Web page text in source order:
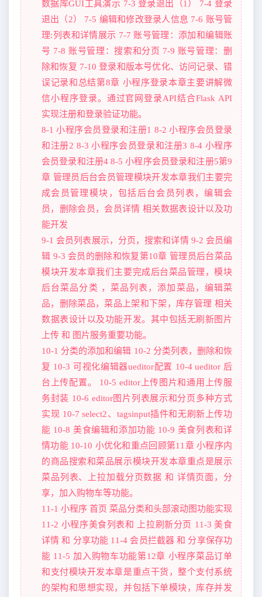
数据库GUI工具演示 7-3 登录退出（1） 7-4 登录
退出（2） 7-5 编辑和修改登录人信息 7-6 账号管
理:列表和详情展示 7-7 账号管理：添加和编辑账
号 7-8 账号管理：搜索和分页 7-9 账号管理：删
除和恢复 7-10 登录和版本号优化、访问记录、错
误记录和总结第8章 小程序登录本章主要讲解微
信小程序登录。通过官网登录API结合Flask API
实现注册和登录验证功能。
8-1 小程序会员登录和注册1 8-2 小程序会员登录
和注册2 8-3 小程序会员登录和注册3 8-4 小程序
会员登录和注册4 8-5 小程序会员登录和注册5第9
章 管理员后台会员管理模块开发本章我们主要完
成会员管理模块，包括后台会员列表，编辑会
员，删除会员，会员详情 相关数据表设计以及功
能开发
9-1 会员列表展示，分页，搜索和详情 9-2 会员编
辑 9-3 会员的删除和恢复第10章 管理员后台菜品
模块开发本章我们主要完成后台菜品管理，模块
后台菜品分类 ，菜品列表，添加菜品，编辑菜
品，删除菜品，菜品上架和下架，库存管理 相关
数据表设计以及功能开发。其中包括无刷新图片
上传 和 图片服务重要功能。
10-1 分类的添加和编辑 10-2 分类列表，删除和恢
复 10-3 可视化编辑器ueditor配置 10-4 ueditor 后
台上传配置。 10-5 editor上传图片和通用上传服
务封装 10-6 editor图片列表展示和分页多种方式
实现 10-7 select2、tagsinput插件和无刷新上传功
能 10-8 美食编辑和添加功能 10-9 美食列表和详
情功能 10-10 小优化和重点回顾第11章 小程序内
的商品搜索和菜品展示模块开发本章重点是展示
菜品列表、上拉加载分页数据 和 详情页面，分
享，加入购物车等功能。
11-1 小程序 首页 菜品分类和头部滚动图功能实现
11-2 小程序美食列表和 上拉刷新分页 11-3 美食
详情 和 分享功能 11-4 会员拦截器 和 分享保存功
能 11-5 加入购物车功能第12章 小程序菜品订单
和支付模块开发本章是重点干货，整个支付系统
的架构和思想实现，并包括下单模块，库存并发